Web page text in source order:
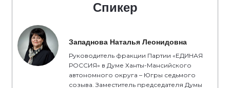
Спикер
Западнова Наталья Леонидовна
Руководитель фракции Партии «ЕДИНАЯ
РОССИЯ» в Думе Ханты-Мансийского
автономного округа – Югры седьмого
созыва. Заместитель председателя Думы